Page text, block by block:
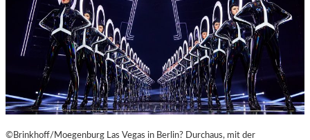
©Brinkhoff/Moegenburg Las Vegas in Berlin? Durchaus, mit der